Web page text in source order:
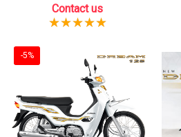
Contact us
-5%